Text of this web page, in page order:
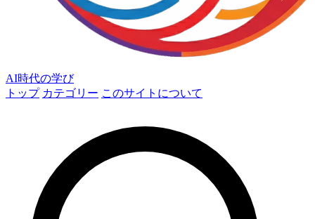
AI時代の学び
トップ カテゴリー このサイトについて